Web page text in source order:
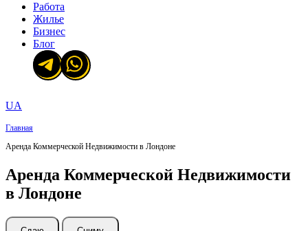
Работа
Жилье
Бизнес
Блог
UA
Главная
Аренда Коммерческой Недвижимости в Лондоне
Аренда Коммерческой Недвижимости
в Лондоне